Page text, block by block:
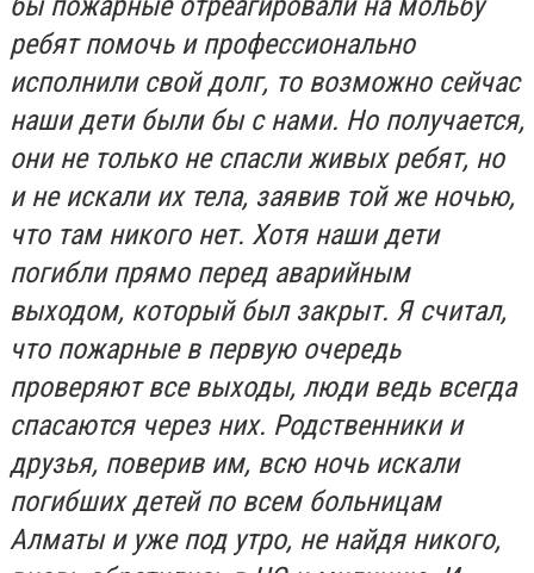
ребят помочь и профессионально
исполнили свой долг, то возможно сейчас
наши дети были бы с нами. Но получается,
они не только не спасли живых ребят, но
и не искали их тела, заявив той же ночью,
что там никого нет. Хотя наши дети
погибли прямо перед аварийным
выходом, который был закрыт. Я считал,
что пожарные в первую очередь
проверяют все выходы, люди ведь всегда
спасаются через них. Родственники и
друзья, поверив им, всю ночь искали
погибших детей по всем больницам
Алматы и уже под утро, не найдя никого,